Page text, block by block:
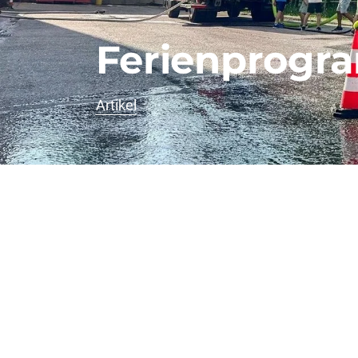
Artikel